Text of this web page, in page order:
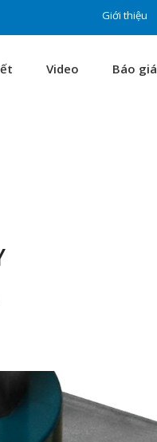
Giới thiệu
Video Báo giá